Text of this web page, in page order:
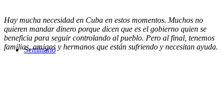
Seminario
Hay mucha necesidad en Cuba en estos momentos. Muchos no
quieren mandar dinero porque dicen que es el gobierno quien se
beneficia para seguir controlando al pueblo. Pero al final, tenemos
familias, amigos y hermanos que están sufriendo y necesitan ayuda.